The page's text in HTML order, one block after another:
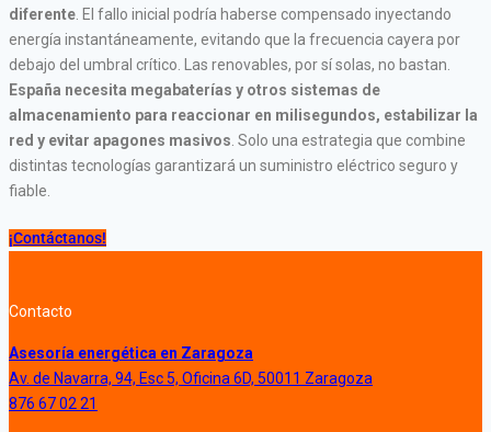
diferente . El fallo inicial podría haberse compensado inyectando
energía instantáneamente, evitando que la frecuencia cayera por
debajo del umbral crítico. Las renovables, por sí solas, no bastan.
España necesita megabaterías y otros sistemas de
almacenamiento para reaccionar en milisegundos, estabilizar la
red y evitar apagones masivos . Solo una estrategia que combine
distintas tecnologías garantizará un suministro eléctrico seguro y
fiable.
¡Contáctanos!
Contacto
Asesoría energética en Zaragoza
Av. de Navarra, 94, Esc 5, Oficina 6D, 50011 Zaragoza
876 67 02 21